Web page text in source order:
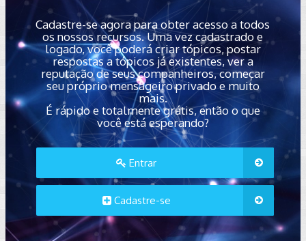
Cadastre-se agora para obter acesso a todos
os nossos recursos. Uma vez cadastrado e
logado, você poderá criar tópicos, postar
respostas a tópicos já existentes, ver a
reputação de seus companheiros, começar
seu próprio mensageiro privado e muito
mais.
É rápido e totalmente grátis, então o que
você está esperando?
Entrar
Cadastre-se